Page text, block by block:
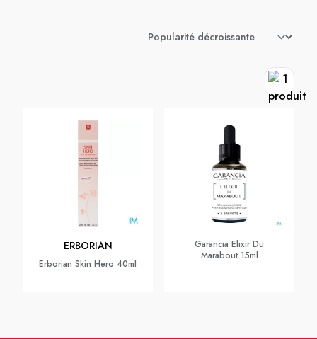
ERBORIAN
Erborian Skin Hero 40ml
Garancia Elixir Du
Marabout 15ml